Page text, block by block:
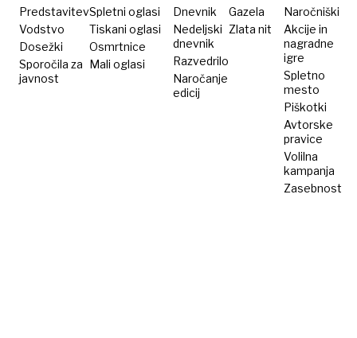
Predstavitev
Vodstvo
Dosežki
Sporočila za
javnost
Spletni oglasi
Tiskani oglasi
Osmrtnice
Mali oglasi
Dnevnik
Nedeljski
dnevnik
Razvedrilo
Naročanje
edicij
Gazela
Zlata nit
Naročniški
Akcije in
nagradne
igre
Spletno
mesto
Piškotki
Avtorske
pravice
Volilna
kampanja
Zasebnost